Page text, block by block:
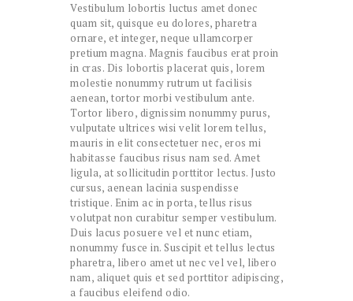
Vestibulum lobortis luctus amet donec
quam sit, quisque eu dolores, pharetra
ornare, et integer, neque ullamcorper
pretium magna. Magnis faucibus erat proin
in cras. Dis lobortis placerat quis, lorem
molestie nonummy rutrum ut facilisis
aenean, tortor morbi vestibulum ante.
Tortor libero, dignissim nonummy purus,
vulputate ultrices wisi velit lorem tellus,
mauris in elit consectetuer nec, eros mi
habitasse faucibus risus nam sed. Amet
ligula, at sollicitudin porttitor lectus. Justo
cursus, aenean lacinia suspendisse
tristique. Enim ac in porta, tellus risus
volutpat non curabitur semper vestibulum.
Duis lacus posuere vel et nunc etiam,
nonummy fusce in. Suscipit et tellus lectus
pharetra, libero amet ut nec vel vel, libero
nam, aliquet quis et sed porttitor adipiscing,
a faucibus eleifend odio.